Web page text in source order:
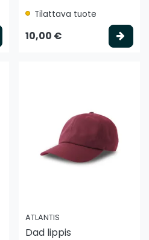
Valitse vaihtoehto
Tilattava tuote
10,00 €
ATLANTIS
Dad lippis